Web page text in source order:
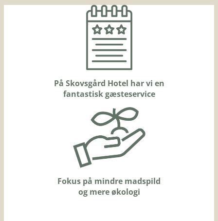
På Skovsgård Hotel har vi en
fantastisk gæsteservice
Fokus på mindre madspild
og mere økologi